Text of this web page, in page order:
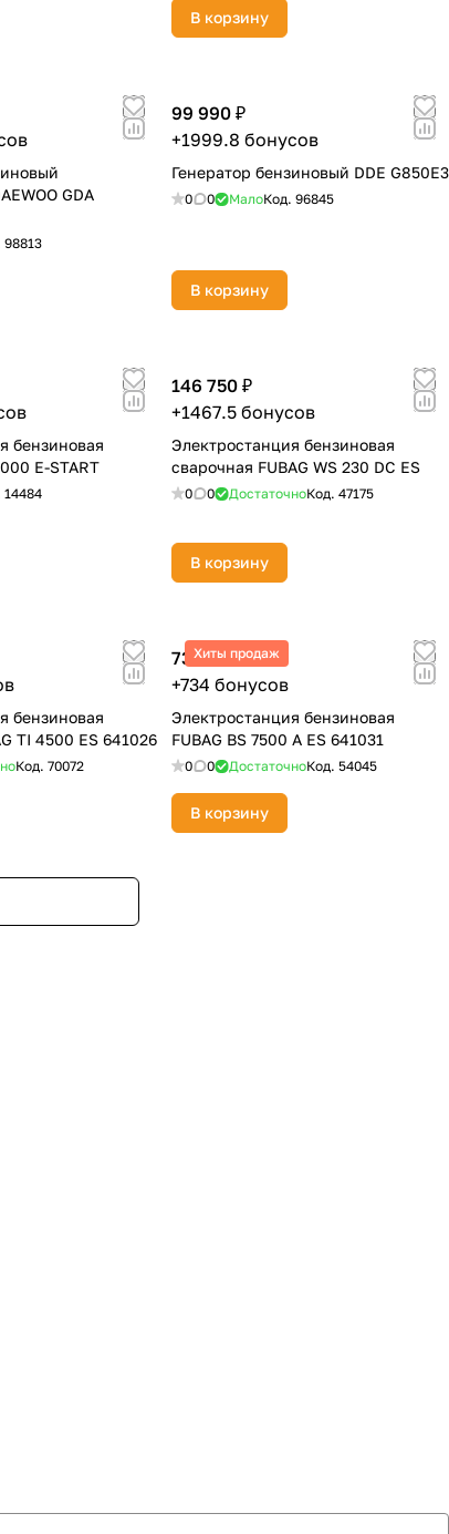
В корзину
GDA
98813
99 990 ₽
+1999.8 бонусов
Генератор бензиновый DDE G850E3
0 0 МалоКод. 96845
В корзину
бензиновая
E-START
14484
146 750 ₽
+1467.5 бонусов
Электростанция бензиновая
сварочная FUBAG WS 230 DC ES
0 0 ДостаточноКод. 47175
В корзину
бензиновая
TI 4500 ES 641026
Код. 70072
Хиты продаж
73 400 ₽
+734 бонусов
Электростанция бензиновая
FUBAG BS 7500 A ES 641031
0 0 ДостаточноКод. 54045
В корзину